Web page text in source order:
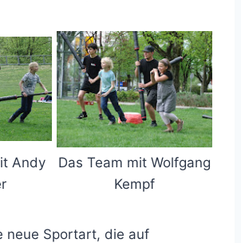
Andy
Das Team mit Wolfgang
Kempf
neue Sportart, die auf